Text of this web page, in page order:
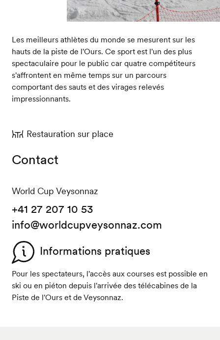
Les meilleurs athlètes du monde se mesurent sur les
hauts de la piste de l'Ours. Ce sport est l'un des plus
spectaculaire pour le public car quatre compétiteurs
s'affrontent en même temps sur un parcours
comportant des sauts et des virages relevés
impressionnants.
Restauration sur place
Contact
World Cup Veysonnaz
+41 27 207 10 53
info@worldcupveysonnaz.com
Informations pratiques
Pour les spectateurs, l'accès aux courses est possible en
ski ou en piéton depuis l'arrivée des télécabines de la
Piste de l'Ours et de Veysonnaz.